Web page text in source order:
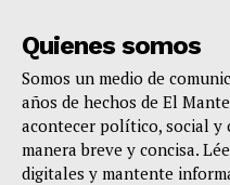
Quienes somos
Somos un medio de
años de hechos de El
acontecer político, social y
manera breve y concisa.
digitales y mantente